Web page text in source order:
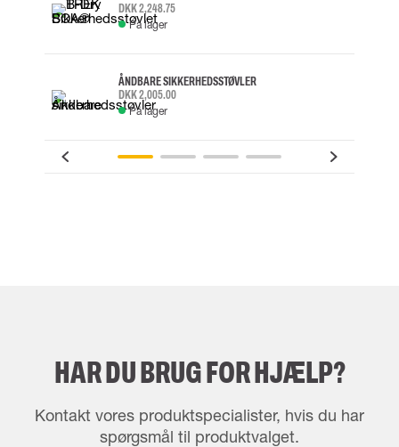
DKK 2,248.75
På lager
ÅNDBARE SIKKERHEDSSTØVLER
DKK 2,005.00
På lager
HAR DU BRUG FOR HJÆLP?
Kontakt vores produktspecialister, hvis du har
spørgsmål til produktvalget.